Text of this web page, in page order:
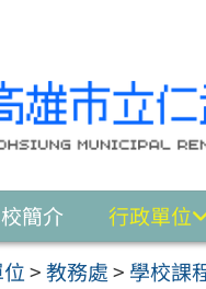
簡介 行政單位
>教務處> 學校課